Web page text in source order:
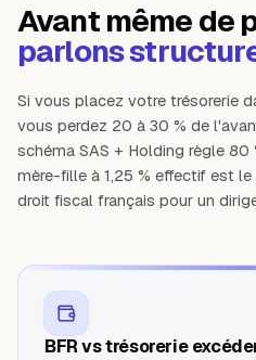
Avant même de
parlons
Si vous placez votre trésorerie
vous perdez 20 à 30 % de
schéma SAS + Holding règle 80
mère-fille à 1,25 % effectif est
droit fiscal français pour un
BFR vs trésorerie